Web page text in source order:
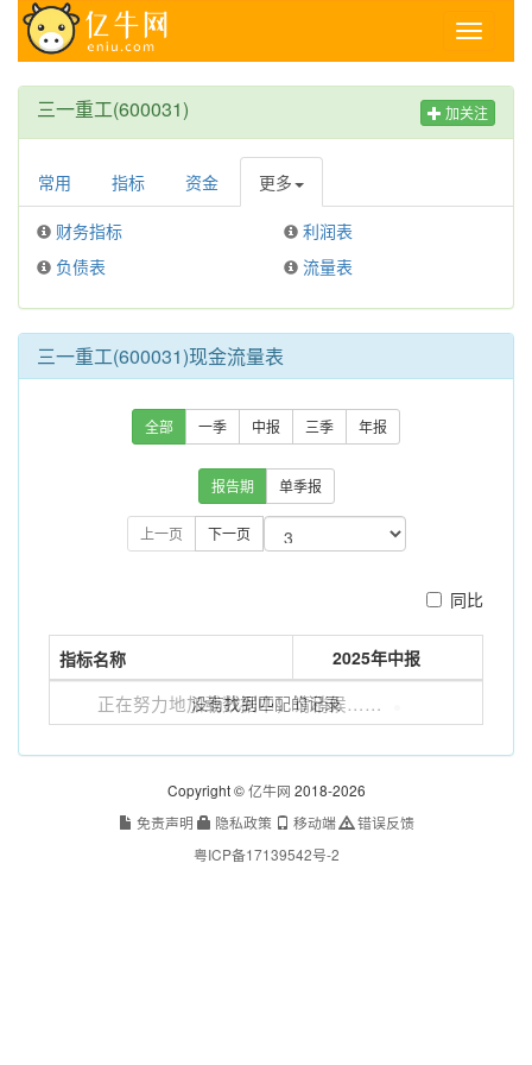
Toggle
三一重工(600031) 加关注
常用 指标 资金 更多
财务指标
利润表
负债表
流量表
三一重工(600031)现金流量表
全部 一季 中报 三季 年报
报告期 单季报
上一页 下一页
同比
正在努力地加载数据中，请稍候……
指标名称
2025年中报
没有找到匹配的记录
Copyright ©亿牛网 2018-2026
免责声明
隐私政策 移动端
错误反馈
粤ICP备17139542号-2